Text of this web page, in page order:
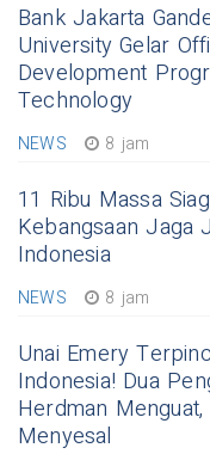
Bank Jakarta
University Gelar
Development
Technology
NEWS 8 jam
11 Ribu Massa
Kebangsaan Jaga
Indonesia
NEWS 8 jam
Unai Emery
Indonesia! Dua
Herdman Menguat,
Menyesal